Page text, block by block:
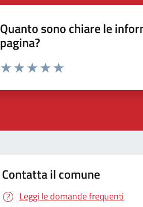
Quanto sono chiare le
pagina?
Contatta il comune
Leggi le domande frequenti